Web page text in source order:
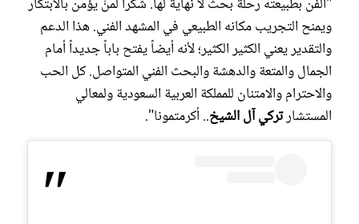
ويمنح التجريب مكانه الطبيعي في المشهد الفني. هذا الدعم
والتقدير يعني الكثير الكثير؛ لأنه أيضاً يفتح باباً جديداً أمام
الجمال والمتعة والدهشة والبحث الفني المتواصل. كل الحب
والاحترام والامتنان للمملكة العربية السعودية ولمعالي
المستشارتركي آل الشيخ.. أكرمتمونا".